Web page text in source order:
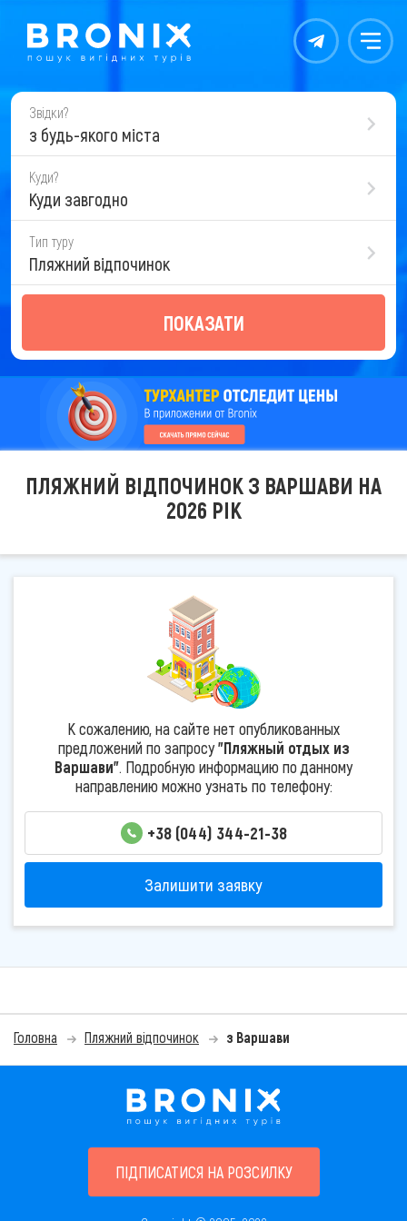
Контакты Меню
Звідки?
з будь-якого міста
Куди?
Куди завгодно
Тип туру
Пляжний відпочинок
ПОКАЗАТИ
ПЛЯЖНИЙ ВІДПОЧИНОК З ВАРШАВИ НА
2026 РІК
К сожалению, на сайте нет опубликованных
предложений по запросу"Пляжный отдых из
Варшави". Подробную информацию по данному
направлению можно узнать по телефону:
+38 (044) 344-21-38
Залишити заявку
Головна Пляжний відпочинок з Варшави
ПІДПИСАТИСЯ НА РОЗСИЛКУ